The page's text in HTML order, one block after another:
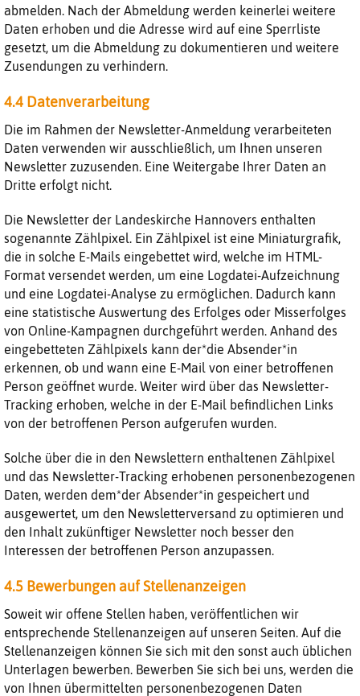
abmelden. Nach der Abmeldung werden keinerlei weitere
Daten erhoben und die Adresse wird auf eine Sperrliste
gesetzt, um die Abmeldung zu dokumentieren und weitere
Zusendungen zu verhindern.
4.4 Datenverarbeitung
Die im Rahmen der Newsletter-Anmeldung verarbeiteten
Daten verwenden wir ausschließlich, um Ihnen unseren
Newsletter zuzusenden. Eine Weitergabe Ihrer Daten an
Dritte erfolgt nicht.
Die Newsletter der Landeskirche Hannovers enthalten
sogenannte Zählpixel. Ein Zählpixel ist eine Miniaturgrafik,
die in solche E-Mails eingebettet wird, welche im HTML-
Format versendet werden, um eine Logdatei-Aufzeichnung
und eine Logdatei-Analyse zu ermöglichen. Dadurch kann
eine statistische Auswertung des Erfolges oder Misserfolges
von Online-Kampagnen durchgeführt werden. Anhand des
eingebetteten Zählpixels kann der*die Absender*in
erkennen, ob und wann eine E-Mail von einer betroffenen
Person geöffnet wurde. Weiter wird über das Newsletter-
Tracking erhoben, welche in der E-Mail befindlichen Links
von der betroffenen Person aufgerufen wurden.
Solche über die in den Newslettern enthaltenen Zählpixel
und das Newsletter-Tracking erhobenen personenbezogenen
Daten, werden dem*der Absender*in gespeichert und
ausgewertet, um den Newsletterversand zu optimieren und
den Inhalt zukünftiger Newsletter noch besser den
Interessen der betroffenen Person anzupassen.
4.5 Bewerbungen auf Stellenanzeigen
Soweit wir offene Stellen haben, veröffentlichen wir
entsprechende Stellenanzeigen auf unseren Seiten. Auf die
Stellenanzeigen können Sie sich mit den sonst auch üblichen
Unterlagen bewerben. Bewerben Sie sich bei uns, werden die
von Ihnen übermittelten personenbezogenen Daten